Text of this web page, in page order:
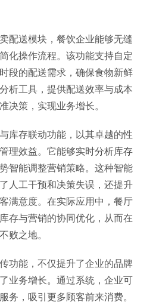
配送模块，餐饮企业能够无缝
化操作流程。该功能支持自定
段的配送需求，确保食物新鲜
析工具，提供配送效率与成本
决策，实现业务增长。
库存联动功能，以其卓越的性
理效益。它能够实时分析库存
智能调整营销策略。这种智能
人工干预和决策失误，还提升
满意度。在实际应用中，餐厅
存与营销的协同优化，从而在
败之地。
功能，不仅提升了企业的品牌
业务增长。通过系统，企业可
务，吸引更多顾客前来消费。